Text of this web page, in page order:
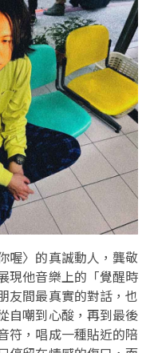
喔〉的真誠動人，龔敬
現他音樂上的「覺醒時
友間最真實的對話，也
自嘲到心酸，再到最後
符，唱成一種貼近的陪